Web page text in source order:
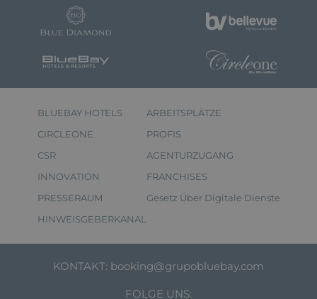
BLUEBAY HOTELS
CIRCLEONE
CSR
INNOVATION
PRESSERAUM
HINWEISGEBERKANAL
ARBEITSPLÄTZE
PROFIS
AGENTURZUGANG
FRANCHISES
Gesetz Über Digitale Dienste
KONTAKT: booking@grupobluebay.com
FOLGE UNS: